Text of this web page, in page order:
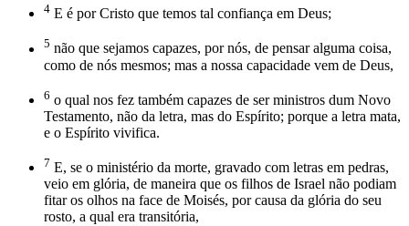
4 E é por Cristo que temos tal confiança em Deus;
5 não que sejamos capazes, por nós, de pensar alguma coisa,
como de nós mesmos; mas a nossa capacidade vem de Deus,
6 o qual nos fez também capazes de ser ministros dum Novo
Testamento, não da letra, mas do Espírito; porque a letra mata,
e o Espírito vivifica.
7 E, se o ministério da morte, gravado com letras em pedras,
veio em glória, de maneira que os filhos de Israel não podiam
fitar os olhos na face de Moisés, por causa da glória do seu
rosto, a qual era transitória,